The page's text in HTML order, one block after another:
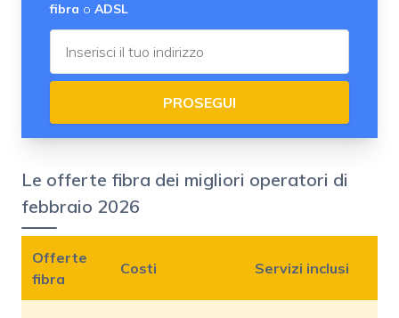
fibra o ADSL
PROSEGUI
Le offerte fibra dei migliori operatori di
febbraio 2026
Offerte
fibra
Costi Servizi inclusi